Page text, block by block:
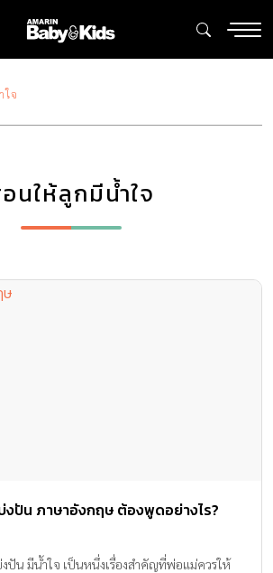
ใจ
นให้ลูกมีน้ำใจ
ปัน ภาษาอังกฤษ ต้องพูดอย่างไร?
ปัน มีน้ำใจ เป็นหนึ่งเรื่องสำคัญที่พ่อแม่ควรให้